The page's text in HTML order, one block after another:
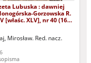
Lubuska : dawniej
Gorzowska R.
[właśc. XLV], nr 40 (16
Mirosław. Red. nacz.